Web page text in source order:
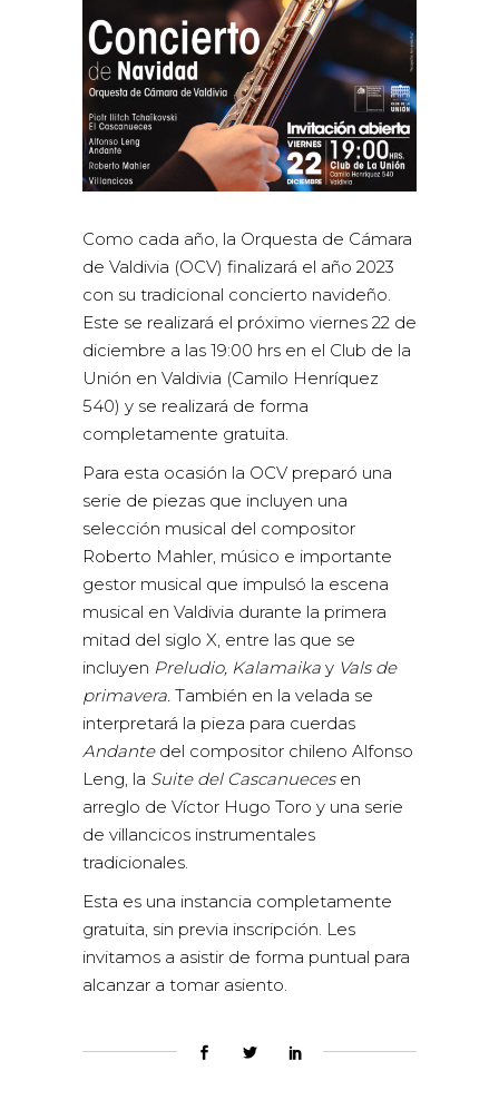
Como cada año, la Orquesta de Cámara
de Valdivia (OCV) finalizará el año 2023
con su tradicional concierto navideño.
Este se realizará el próximo viernes 22 de
diciembre a las 19:00 hrs en el Club de la
Unión en Valdivia (Camilo Henríquez
540) y se realizará de forma
completamente gratuita.
Para esta ocasión la OCV preparó una
serie de piezas que incluyen una
selección musical del compositor
Roberto Mahler, músico e importante
gestor musical que impulsó la escena
musical en Valdivia durante la primera
mitad del siglo X, entre las que se
incluyen Preludio, Kalamaika y Vals de
primavera. También en la velada se
interpretará la pieza para cuerdas
Andantedel compositor chileno Alfonso
Leng, la Suite del Cascanuecesen
arreglo de Víctor Hugo Toro y una serie
de villancicos instrumentales
tradicionales.
Esta es una instancia completamente
gratuita, sin previa inscripción. Les
invitamos a asistir de forma puntual para
alcanzar a tomar asiento.